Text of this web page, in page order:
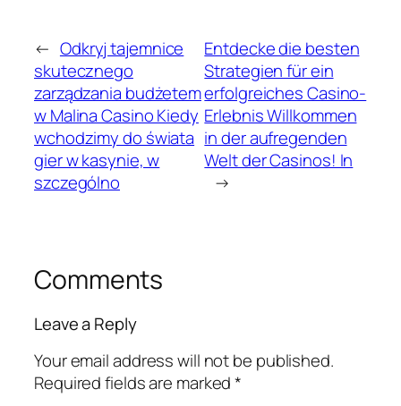
← Odkryj tajemnice
skutecznego
zarządzania budżetem
w Malina Casino Kiedy
wchodzimy do świata
gier w kasynie, w
szczególno
Entdecke die besten
Strategien für ein
erfolgreiches Casino-
Erlebnis Willkommen
in der aufregenden
Welt der Casinos! In
→
Comments
Leave a Reply
Your email address will not be published.
Required fields are marked*